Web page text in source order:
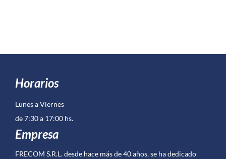
Horarios
Lunes a Viernes
de 7:30 a 17:00 hs.
Empresa
FRECOM S.R.L. desde hace más de 40 años, se ha dedicado